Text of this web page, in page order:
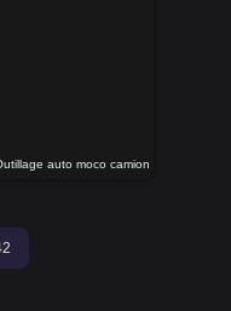
auto moco camion